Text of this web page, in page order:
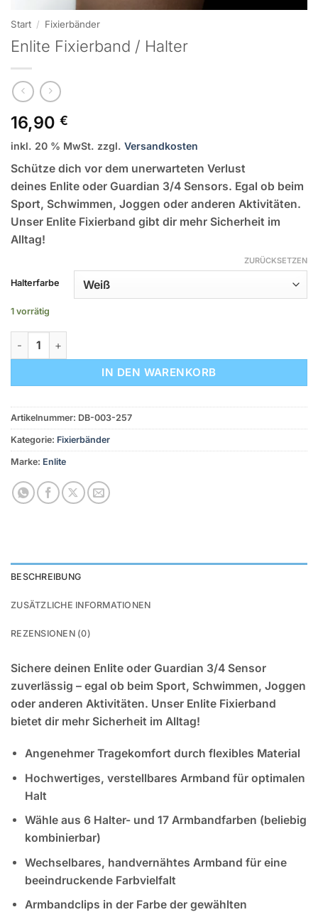
Start / Fixierbänder
Enlite Fixierband / Halter
16,90 €
inkl. 20 % MwSt. zzgl. Versandkosten
Schütze dich vor dem unerwarteten Verlust
deines Enlite oder Guardian 3/4 Sensors. Egal ob beim
Sport, Schwimmen, Joggen oder anderen Aktivitäten.
Unser Enlite Fixierband gibt dir mehr Sicherheit im
Alltag!
Halterfarbe
ZURÜCKSETZEN
1 vorrätig
Enlite Fixierband / Halter Menge
IN DEN WARENKORB
Artikelnummer: DB-003-257
Kategorie: Fixierbänder
Marke: Enlite
BESCHREIBUNG
ZUSÄTZLICHE INFORMATIONEN
REZENSIONEN (0)
Sichere deinen Enlite oder Guardian 3/4 Sensor
zuverlässig – egal ob beim Sport, Schwimmen, Joggen
oder anderen Aktivitäten. Unser Enlite Fixierband
bietet dir mehr Sicherheit im Alltag!
Angenehmer Tragekomfort durch flexibles Material
Hochwertiges, verstellbares Armband für optimalen
Halt
Wähle aus 6 Halter- und 17 Armbandfarben (beliebig
kombinierbar)
Wechselbares, handvernähtes Armband für eine
beeindruckende Farbvielfalt
Armbandclips in der Farbe der gewählten